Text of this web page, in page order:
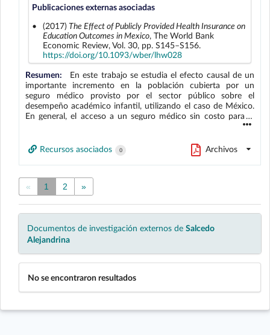
poco probable que tales flujos alcancen los niveles registrados
Publicaciones externas asociadas
(2017) The Effect of Publicly Provided Health Insurance on
Education Outcomes in Mexico, The World Bank
Economic Review, Vol. 30, pp. S145–S156.
https://doi.org/10.1093/wber/lhw028
Resumen:
En este trabajo se estudia el efecto causal de un
importante incremento en la población cubierta por un
seguro médico provisto por el sector público sobre el
desempeño académico infantil, utilizando el caso de México.
En general, el acceso a un seguro médico sin costo para el
beneficiario podría tener un efecto positivo directo sobre los
los integrantes del hogar, o indirecto mediante el aumento en
la disponibilidad de recursos que pueden dirigirse a gasto en
educación. Utilizando un panel de municipios entre 2007 y
2009, se encuentra que la expansión del Seguro Popular, un
programa de provisión pública de salud en México, tuvo un
efecto positivo estadísticamente significativo sobre los
Recursos asociados 0 Archivos
« 1 2 »
Documentos de investigación externos de Salcedo
Alejandrina
No se encontraron resultados